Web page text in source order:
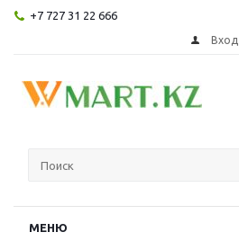
+7 727 31 22 666
Вход
МЕНЮ